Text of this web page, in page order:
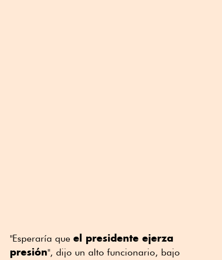
"Esperaría que el presidente ejerza
presión", dijo un alto funcionario, bajo